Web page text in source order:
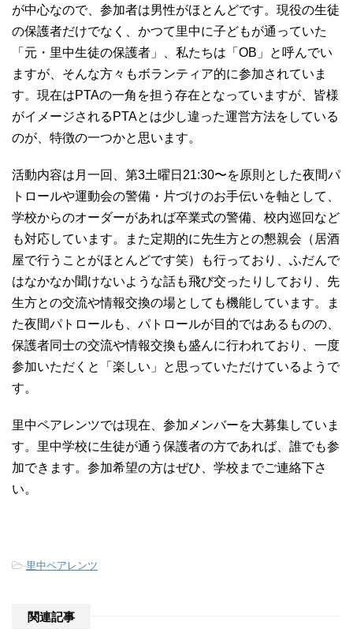
が中心なので、参加者は男性がほとんどです。現役の生徒
の保護者だけでなく、かつて里中に子どもが通っていた
「元・里中生徒の保護者」、私たちは「OB」と呼んでい
ますが、そんな方々もボランティア的に参加されていま
す。現在はPTAの一角を担う存在となっていますが、皆様
がイメージされるPTAとは少し違った運営方法をしている
のが、特徴の一つかと思います。
活動内容は月一回、第3土曜日21:30〜を原則とした夜間パ
トロールや運動会の警備・片づけのお手伝いを軸として、
学校からのオーダーがあれば卒業式の警備、校内巡回など
も対応しています。また定期的に先生方との懇親会（居酒
屋で行うことがほとんどです笑）も行っており、ふだんで
はなかなか聞けないような話も飛び交ったりしており、先
生方との交流や情報交換の場としても機能しています。ま
た夜間パトロールも、パトロールが目的ではあるものの、
保護者同士の交流や情報交換も盛んに行われており、一度
参加いただくと「楽しい」と思っていただけているようで
す。
里中ペアレンツでは現在、参加メンバーを大募集していま
す。里中学校に生徒が通う保護者の方であれば、誰でも参
加できます。参加希望の方はぜひ、学校までご連絡下さ
い。
-里中ペアレンツ
関連記事